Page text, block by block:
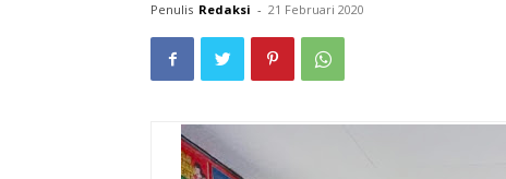
Penulis Redaksi - 21 Februari 2020